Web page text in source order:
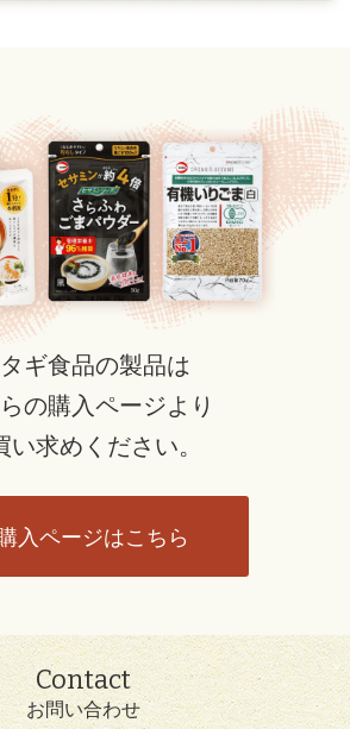
ギ食品の製品は
の購入ページより
い求めください。
入ページはこちら
Contact
お問い合わせ